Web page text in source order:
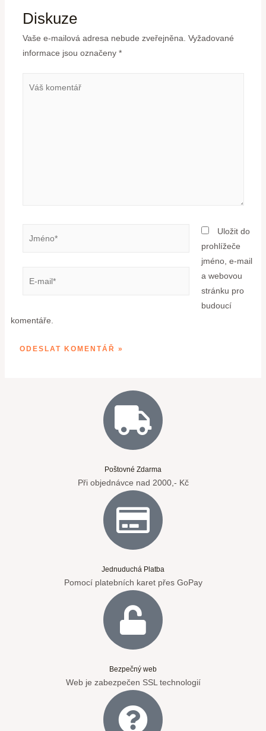
Diskuze
Vaše e-mailová adresa nebude zveřejněna. Vyžadované
informace jsou označeny *
Uložit do
prohlížeče
jméno, e-mail
a webovou
stránku pro
budoucí
komentáře.
Poštovné Zdarma
Při objednávce nad 2000,- Kč
Jednuduchá Platba
Pomocí platebních karet přes GoPay
Bezpečný web
Web je zabezpečen SSL technologií